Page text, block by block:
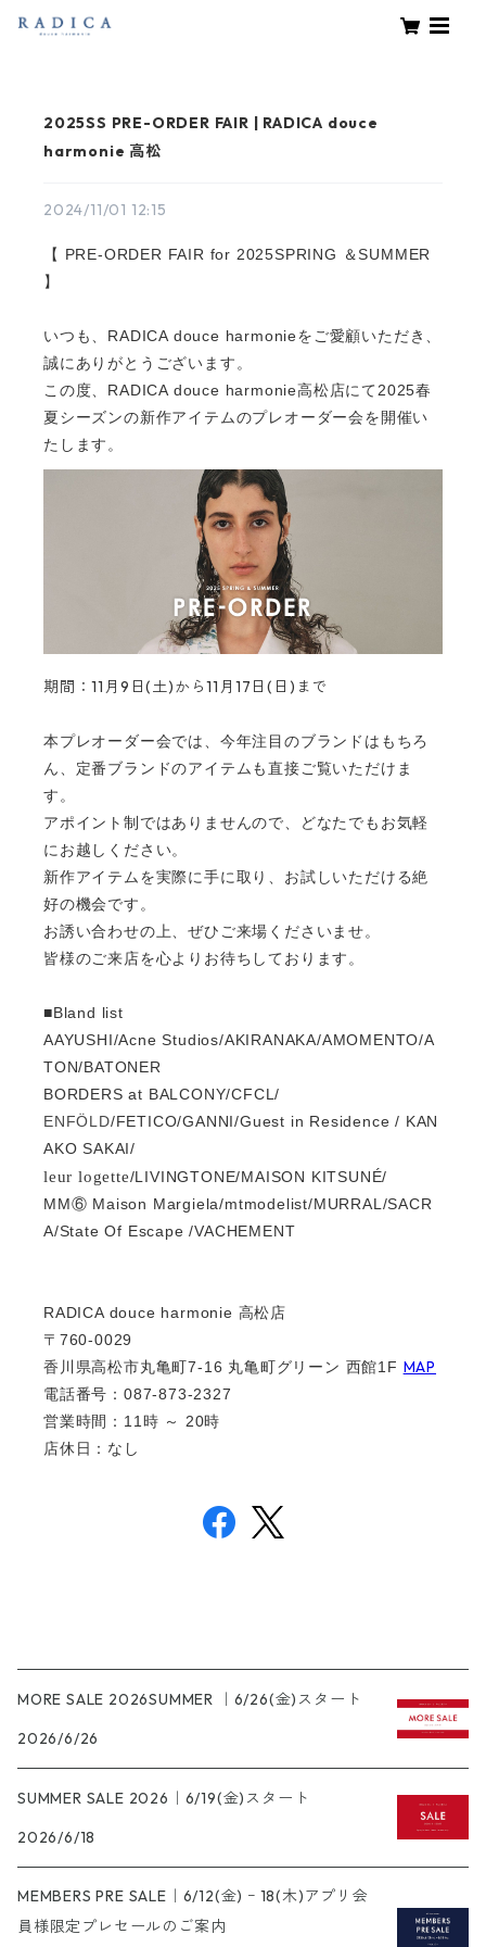
2025SS PRE-ORDER FAIR | RADICA douce
harmonie 高松
2024/11/01 12:15
【 PRE-ORDER FAIR for 2025SPRING ＆SUMMER
】
いつも、RADICA douce harmonieをご愛顧いただき、
誠にありがとうございます。
この度、RADICA douce harmonie高松店にて2025春
夏シーズンの新作アイテムのプレオーダー会を開催い
たします。
期間：11月9日(土)から11月17日(日)まで
本プレオーダー会では、今年注目のブランドはもちろ
ん、定番ブランドのアイテムも直接ご覧いただけま
す。
アポイント制ではありませんので、どなたでもお気軽
にお越しください。
新作アイテムを実際に手に取り、お試しいただける絶
好の機会です。
お誘い合わせの上、ぜひご来場くださいませ。
皆様のご来店を心よりお待ちしております。
■Bland list
AAYUSHI/Acne Studios/AKIRANAKA/AMOMENTO/A
TON/BATONER
BORDERS at BALCONY/CFCL/
ENFÖLD/FETICO/GANNI/Guest in Residence / KAN
AKO SAKAI/
leur logette/LIVINGTONE/MAISON KITSUNÉ/
MM⑥ Maison Margiela/mtmodelist/MURRAL/SACR
A/State Of Escape /VACHEMENT
RADICA douce harmonie 高松店
〒760-0029
香川県高松市丸亀町7-16 丸亀町グリーン 西館1F MAP
電話番号：087-873-2327
営業時間：11時 ～ 20時
店休日：なし
MORE SALE 2026SUMMER ｜6/26(金)スタート
2026/6/26
SUMMER SALE 2026｜6/19(金)スタート
2026/6/18
MEMBERS PRE SALE｜6/12(金) ｰ 18(木)アプリ会
員様限定プレセールのご案内